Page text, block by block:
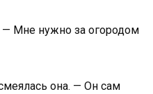
— Мне нужно за огородом
она. — Он сам